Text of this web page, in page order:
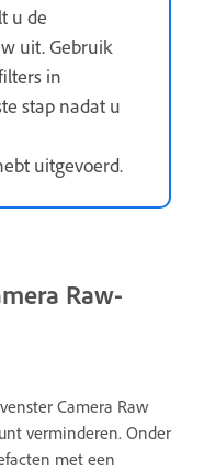
u de
uit. Gebruik
in
stap nadat u
uitgevoerd.
Raw-
Camera Raw
verminderen. Onder
met een